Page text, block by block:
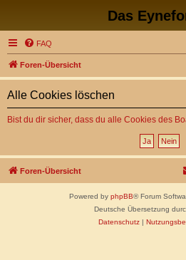
Das
FAQ
Foren-Übersicht
Alle Cookies löschen
Bist du dir sicher, dass du alle Cookies des
Foren-Übersicht
Powered by phpBB® Forum
Deutsche Übersetzung
Datenschutz|